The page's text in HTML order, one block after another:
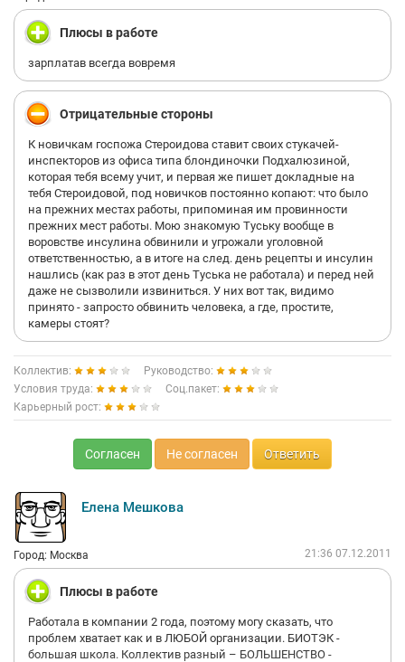
Плюсы в работе
зарплатав всегда вовремя
Отрицательные стороны
К новичкам госпожа Стероидова ставит своих стукачей-
инспекторов из офиса типа блондиночки Подхалюзиной,
которая тебя всему учит, и первая же пишет докладные на
тебя Стероидовой, под новичков постоянно копают: что было
на прежних местах работы, припоминая им провинности
прежних мест работы. Мою знакомую Туську вообще в
воровстве инсулина обвинили и угрожали уголовной
ответственностью, а в итоге на след. день рецепты и инсулин
нашлись (как раз в этот день Туська не работала) и перед ней
даже не сызволили извиниться. У них вот так, видимо
принято - запросто обвинить человека, а где, простите,
камеры стоят?
Коллектив:
Руководство:
Условия труда:
Соц.пакет:
Карьерный рост:
Согласен Не согласен Ответить
Елена Мешкова
Город: Москва 21:36 07.12.2011
Плюсы в работе
Работала в компании 2 года, поэтому могу сказать, что
проблем хватает как и в ЛЮБОЙ организации. БИОТЭК -
большая школа. Коллектив разный – БОЛЬШЕНСТВО -